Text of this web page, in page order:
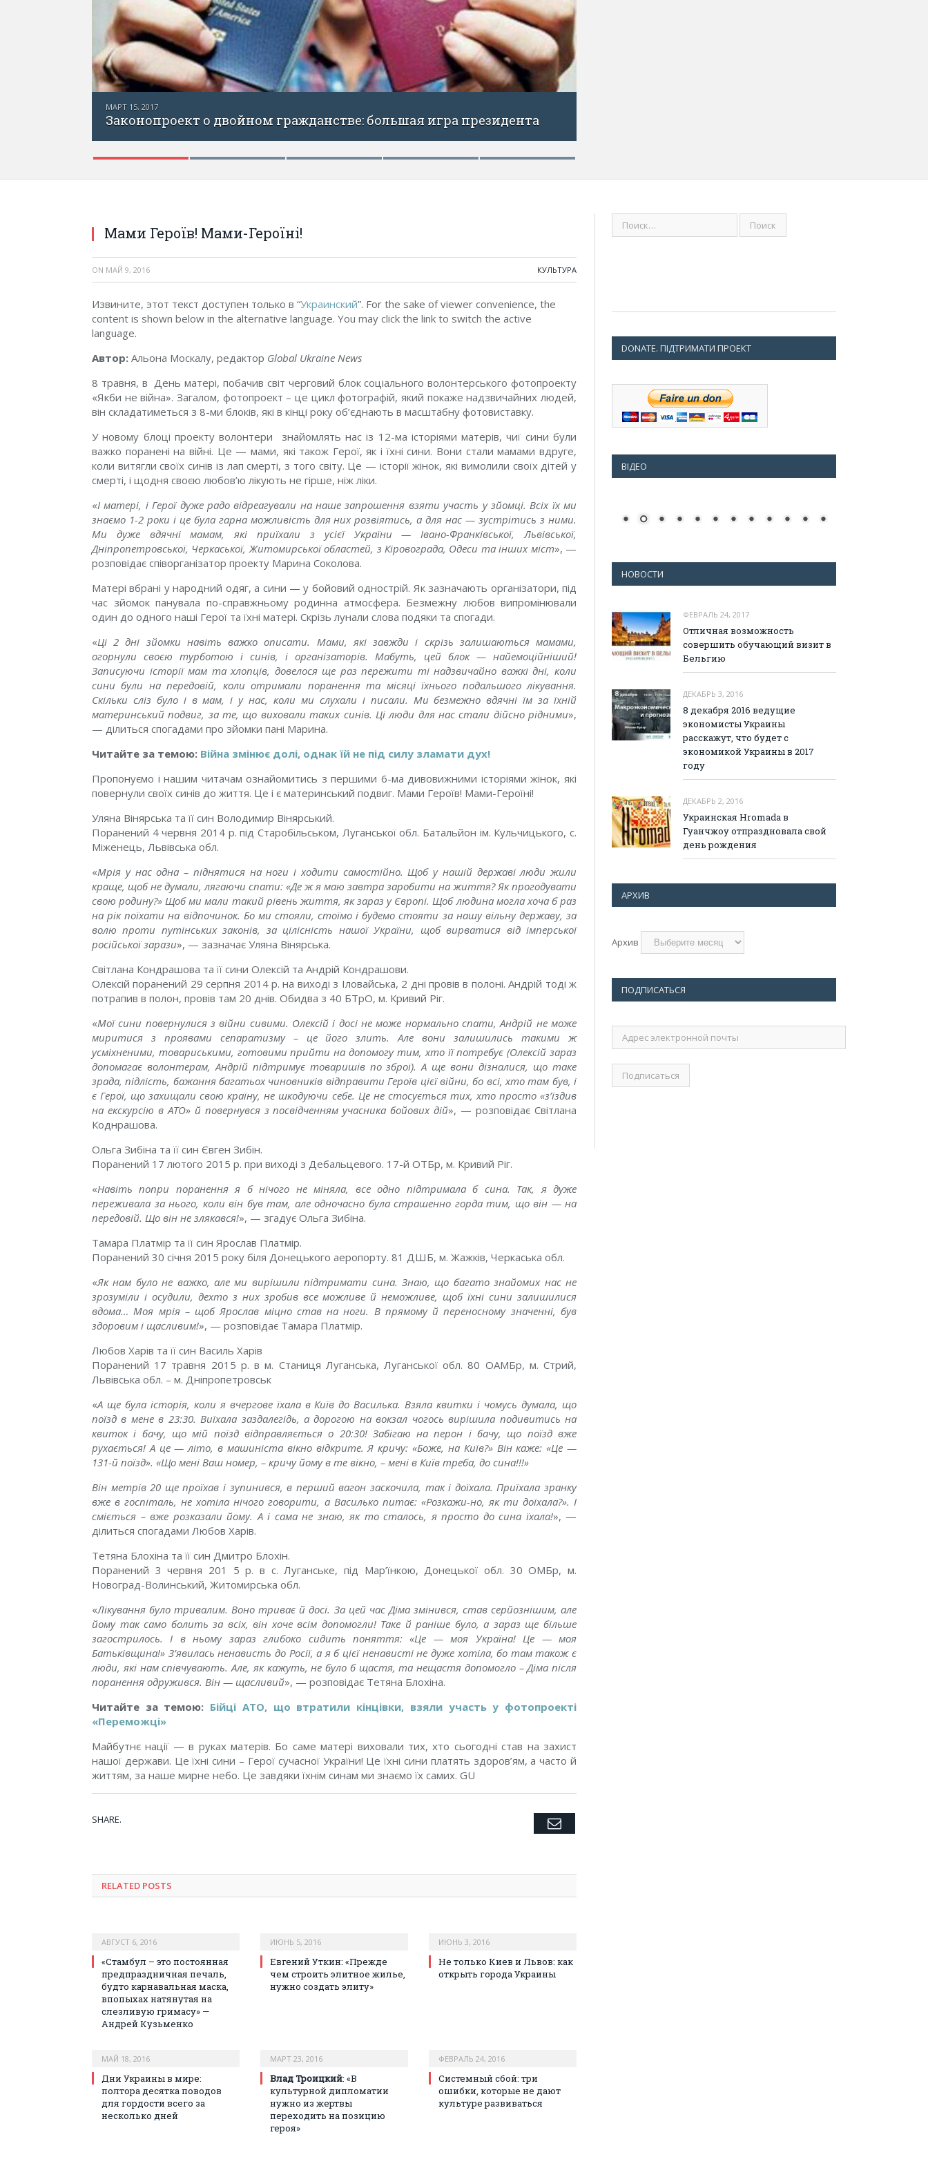
ФЕВРАЛЬ 26, 2017
Я — Эстония
Мами Героїв! Мами-Героїні!
ON МАЙ 9, 2016 КУЛЬТУРА
Извините, этот текст доступен только в “Украинский”. For the sake of viewer convenience, the
content is shown below in the alternative language. You may click the link to switch the active
language.
Автор: Альона Москалу, редактор Global Ukraine News
8 травня, в День матері, побачив світ черговий блок соціального волонтерського фотопроекту
«Якби не війна». Загалом, фотопроект – це цикл фотографій, який покаже надзвичайних людей,
він складатиметься з 8-ми блоків, які в кінці року об’єднають в масштабну фотовиставку.
У новому блоці проекту волонтери знайомлять нас із 12-ма історіями матерів, чиї сини були
важко поранені на війні. Це — мами, які також Герої, як і їхні сини. Вони стали мамами вдруге,
коли витягли своїх синів із лап смерті, з того світу. Це — історії жінок, які вимолили своїх дітей у
смерті, і щодня своєю любов’ю лікують не гірше, ніж ліки.
«І матері, і Герої дуже радо відреагували на наше запрошення взяти участь у зйомці. Всіх їх ми
знаємо 1-2 роки і це була гарна можливість для них розвіятись, а для нас — зустрітись з ними.
Ми дуже вдячні мамам, які приїхали з усієї України — Івано-Франківської, Львівської,
Дніпропетровської, Черкаської, Житомирської областей, з Кіровограда, Одеси та інших міст», —
розповідає співорганізатор проекту Марина Соколова.
Матері вбрані у народний одяг, а сини — у бойовий однострій. Як зазначають організатори, під
час зйомок панувала по-справжньому родинна атмосфера. Безмежну любов випромінювали
один до одного наші Герої та їхні матері. Скрізь лунали слова подяки та спогади.
«Ці 2 дні зйомки навіть важко описати. Мами, які завжди і скрізь залишаються мамами,
огорнули своєю турботою і синів, і організаторів. Мабуть, цей блок — найемоційніший!
Записуючи історії мам та хлопців, довелося ще раз пережити ті надзвичайно важкі дні, коли
сини були на передовій, коли отримали поранення та місяці їхнього подальшого лікування.
Скільки сліз було і в мам, і у нас, коли ми слухали і писали. Ми безмежно вдячні їм за їхній
материнський подвиг, за те, що виховали таких синів. Ці люди для нас стали дійсно рідними»,
— ділиться спогадами про зйомки пані Марина.
Читайте за темою: Війна змінює долі, однак їй не під силу зламати дух!
Пропонуємо і нашим читачам ознайомитись з першими 6-ма дивовижними історіями жінок, які
повернули своїх синів до життя. Це і є материнський подвиг. Мами Героїв! Мами-Героїні!
Уляна Вінярська та її син Володимир Вінярський.
Поранений 4 червня 2014 р. під Старобільськом, Луганської обл. Батальйон ім. Кульчицького, с.
Міженець, Львівська обл.
«Мрія у нас одна – піднятися на ноги і ходити самостійно. Щоб у нашій державі люди жили
краще, щоб не думали, лягаючи спати: «Де ж я маю завтра заробити на життя? Як прогодувати
свою родину?» Щоб ми мали такий рівень життя, як зараз у Європі. Щоб людина могла хоча б раз
на рік поїхати на відпочинок. Бо ми стояли, стоїмо і будемо стояти за нашу вільну державу, за
волю проти путінських законів, за цілісність нашої України, щоб вирватися від імперської
російської зарази», — зазначає Уляна Вінярська.
Світлана Кондрашова та її сини Олексій та Андрій Кондрашови.
Олексій поранений 29 серпня 2014 р. на виході з Іловайська, 2 дні провів в полоні. Андрій тоді ж
потрапив в полон, провів там 20 днів. Обидва з 40 БТрО, м. Кривий Ріг.
«Мої сини повернулися з війни сивими. Олексій і досі не може нормально спати, Андрій не може
миритися з проявами сепаратизму – це його злить. Але вони залишились такими ж
усміхненими, товариськими, готовими прийти на допомогу тим, хто її потребує (Олексій зараз
допомагає волонтерам, Андрій підтримує товаришів по зброї). А ще вони дізналися, що таке
зрада, підлість, бажання багатьох чиновників відправити Героїв цієї війни, бо всі, хто там був, і
є Герої, що захищали свою країну, не шкодуючи себе. Це не стосується тих, хто просто «з’їздив
на екскурсію в АТО» й повернувся з посвідченням учасника бойових дій», — розповідає Світлана
Коднрашова.
Ольга Зибіна та її син Євген Зибін.
Поранений 17 лютого 2015 р. при виході з Дебальцевого. 17-й ОТБр, м. Кривий Ріг.
«Навіть попри поранення я б нічого не міняла, все одно підтримала б сина. Так, я дуже
переживала за нього, коли він був там, але одночасно була страшенно горда тим, що він — на
передовій. Що він не злякався!», — згадує Ольга Зибіна.
Тамара Платмір та її син Ярослав Платмір.
Поранений 30 січня 2015 року біля Донецького аеропорту. 81 ДШБ, м. Жажків, Черкаська обл.
«Як нам було не важко, але ми вирішили підтримати сина. Знаю, що багато знайомих нас не
зрозуміли і осудили, дехто з них зробив все можливе й неможливе, щоб їхні сини залишилися
вдома… Моя мрія – щоб Ярослав міцно став на ноги. В прямому й переносному значенні, був
здоровим і щасливим!», — розповідає Тамара Платмір.
Любов Харів та її син Василь Харів
Поранений 17 травня 2015 р. в м. Станиця Луганська, Луганської обл. 80 ОАМБр, м. Стрий,
Львівська обл. – м. Дніпропетровськ
«А ще була історія, коли я вчергове їхала в Київ до Василька. Взяла квитки і чомусь думала, що
поїзд в мене в 23:30. Виїхала заздалегідь, а дорогою на вокзал чогось вирішила подивитись на
квиток і бачу, що мій поїзд відправляється о 20:30! Забігаю на перон і бачу, що поїзд вже
рухається! А це — літо, в машиніста вікно відкрите. Я кричу: «Боже, на Київ?» Він каже: «Це —
131-й поїзд». «Що мені Ваш номер, – кричу йому в те вікно, – мені в Київ треба, до сина!!!»
Він метрів 20 ще проїхав і зупинився, в перший вагон заскочила, так і доїхала. Приїхала зранку
вже в госпіталь, не хотіла нічого говорити, а Василько питає: «Розкажи-но, як ти доїхала?». І
сміється – вже розказали йому. А і сама не знаю, як то сталось, я просто до сина їхала!», —
ділиться спогадами Любов Харів.
Тетяна Блохіна та її син Дмитро Блохін.
Поранений 3 червня 201 5 р. в с. Луганське, під Мар’їнкою, Донецької обл. 30 ОМБр, м.
Новоград-Волинський, Житомирська обл.
«Лікування було тривалим. Воно триває й досі. За цей час Діма змінився, став серйознішим, але
йому так само болить за всіх, він хоче всім допомогли! Таке й раніше було, а зараз ще більше
загострилось. І в ньому зараз глибоко сидить поняття: «Це — моя Україна! Це — моя
Батьківщина!» З’явилась ненависть до Росії, а я б цієї ненависті не дуже хотіла, бо там також є
люди, які нам співчувають. Але, як кажуть, не було б щастя, та нещастя допомогло – Діма після
поранення одружився. Він — щасливий», — розповідає Тетяна Блохіна.
Читайте за темою: Бійці АТО, що втратили кінцівки, взяли участь у фотопроекті
«Переможці»
Майбутнє нації — в руках матерів. Бо саме матері виховали тих, хто сьогодні став на захист
нашої держави. Це їхні сини – Герої сучасної України! Це їхні сини платять здоров’ям, а часто й
життям, за наше мирне небо. Це завдяки їхнім синам ми знаємо їх самих. GU
SHARE. Twitter
Facebook
Google+
Pinterest
LinkedIn
TumblrEmail
RELATED POSTS
АВГУСТ 6, 2016
«Стамбул – это постоянная
предпраздничная печаль,
будто карнавальная маска,
впопыхах натянутая на
слезливую гримасу» —
Андрей Кузьменко
ИЮНЬ 5, 2016
Евгений Уткин: «Прежде
чем строить элитное жилье,
нужно создать элиту»
ИЮНЬ 3, 2016
Не только Киев и Львов: как
открыть города Украины
МАЙ 18, 2016
Дни Украины в мире:
полтора десятка поводов
для гордости всего за
несколько дней
МАРТ 23, 2016
Влад Троицкий: «В
культурной дипломатии
нужно из жертвы
переходить на позицию
героя»
ФЕВРАЛЬ 24, 2016
Системный сбой: три
ошибки, которые не дают
культуре развиваться
DONATE. ПІДТРИМАТИ ПРОЕКТ
ВІДЕО
НОВОСТИ
ФЕВРАЛЬ 24, 2017
Отличная возможность
совершить обучающий визит в
Бельгию
ДЕКАБРЬ 3, 2016
8 декабря 2016 ведущие
экономисты Украины
расскажут, что будет с
экономикой Украины в 2017
году
ДЕКАБРЬ 2, 2016
Украинская Hromada в
Гуанчжоу отпраздновала свой
день рождения
АРХИВ
Архив
ПОДПИСАТЬСЯ
Адрес
электронной